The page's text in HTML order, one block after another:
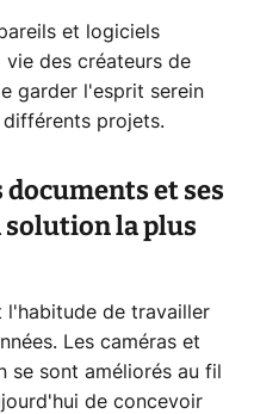
et logiciels
vie des créateurs de
garder l'esprit serein
différents projets.
et ses
solution la plus
l'habitude de travailler
Les caméras et
sont améliorés au fil
de concevoir